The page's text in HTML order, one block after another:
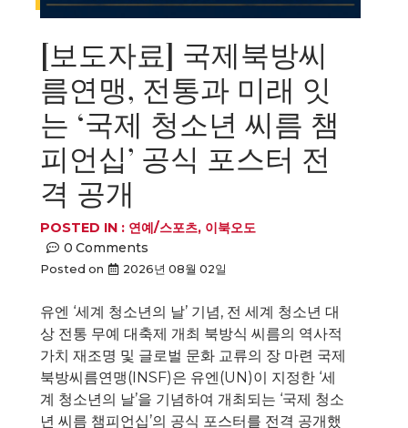
[보도자료] 국제북방씨
름연맹, 전통과 미래 잇
는 ‘국제 청소년 씨름 챔
피언십’ 공식 포스터 전
격 공개
POSTED IN : 연예/스포츠, 이북오도
0 Comments
Posted on 2026년 08월 02일
유엔 ‘세계 청소년의 날’ 기념, 전 세계 청소년 대
상 전통 무예 대축제 개최 북방식 씨름의 역사적
가치 재조명 및 글로벌 문화 교류의 장 마련 국제
북방씨름연맹(INSF)은 유엔(UN)이 지정한 ‘세
계 청소년의 날’을 기념하여 개최되는 ‘국제 청소
년 씨름 챔피언십’의 공식 포스터를 전격 공개했